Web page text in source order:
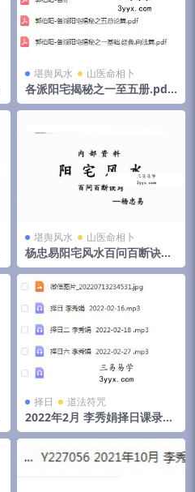
堪舆风水 山医命相卜
各派阳宅揭秘之一至五册.pdf
郭伯阳 百度云下载！
堪舆风水 山医命相卜
杨忠易阳宅风水百问百断诀窍
132页.pdf 资料合集 百度云下
载！
择日 道法符咒
2022年2月 李秀娟择日课录音
和物品丢失怎么找